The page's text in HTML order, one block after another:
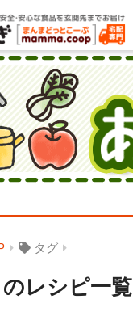
タグ
のレシピ一覧